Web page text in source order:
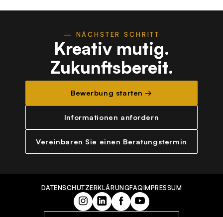
— NÄCHSTER SCHRITT
Kreativ mutig.
Zukunftsbereit.
Bewerbung starten →
Informationen anfordern
Vereinbaren Sie einen Beratungstermin
DATENSCHUTZERKLÄRUNGFAQIMPRESSUM